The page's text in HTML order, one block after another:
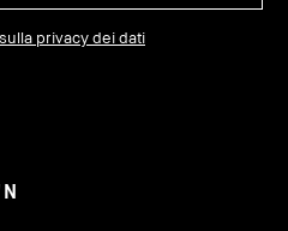
privacy dei dati